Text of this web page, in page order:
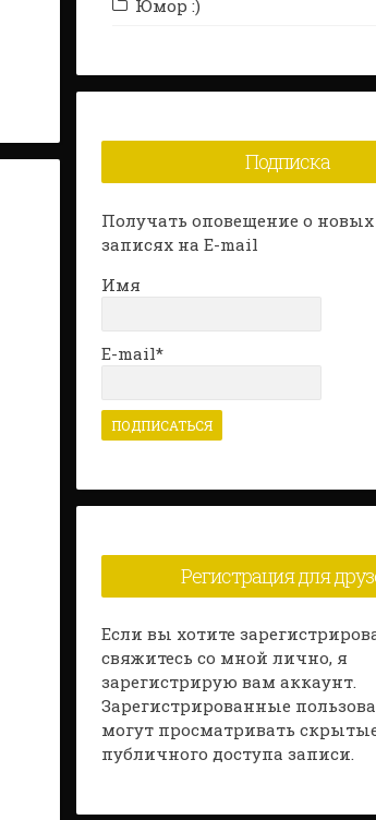
Юмор :)
Подписка
Получать оповещение о новых
записях на E-mail
Имя
E-mail*
Регистрация для
Если вы хотите
свяжитесь со мной лично, я
зарегистрирую вам аккаунт.
Зарегистрированные
могут просматривать
публичного доступа записи.